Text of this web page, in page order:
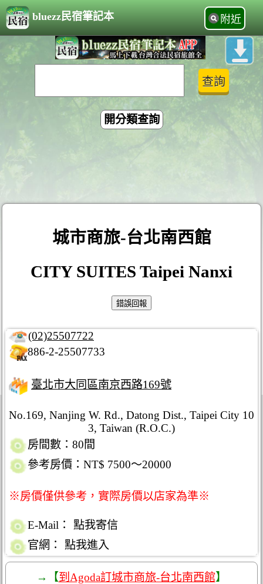
bluezz民宿筆記本 附近
開分類查詢
城市商旅-台北南西館
CITY SUITES Taipei Nanxi
(02)25507722
886-2-25507733
臺北市大同區南京西路169號
No.169, Nanjing W. Rd., Datong Dist., Taipei City 10
3, Taiwan (R.O.C.)
房間數：80間
參考房價：NT$ 7500～20000
※房價僅供參考，實際房價以店家為準※
E-Mail：
點我寄信
官網：
點我進入
→【到Agoda訂城市商旅-台北南西館】